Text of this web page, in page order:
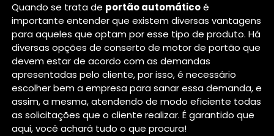
Quando se trata de portão automáticoé
importante entender que existem diversas vantagens
para aqueles que optam por esse tipo de produto. Há
diversas opções de conserto de motor de portão que
devem estar de acordo com as demandas
apresentadas pelo cliente, por isso, é necessário
escolher bem a empresa para sanar essa demanda, e
assim, a mesma, atendendo de modo eficiente todas
as solicitações que o cliente realizar. É garantido que
aqui, você achará tudo o que procura!